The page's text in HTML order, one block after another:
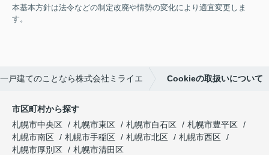
本基本方針は法令などの制定改廃や情勢の変化により適宜変更しま
す。
戸建てのことなら株式会社ミライエ Cookieの取扱いについて
市区町村から探す
札幌市中央区
札幌市東区 札幌市白石区
札幌市豊平区
札幌市南区
札幌市手稲区 札幌市北区
札幌市西区
札幌市厚別区
札幌市清田区